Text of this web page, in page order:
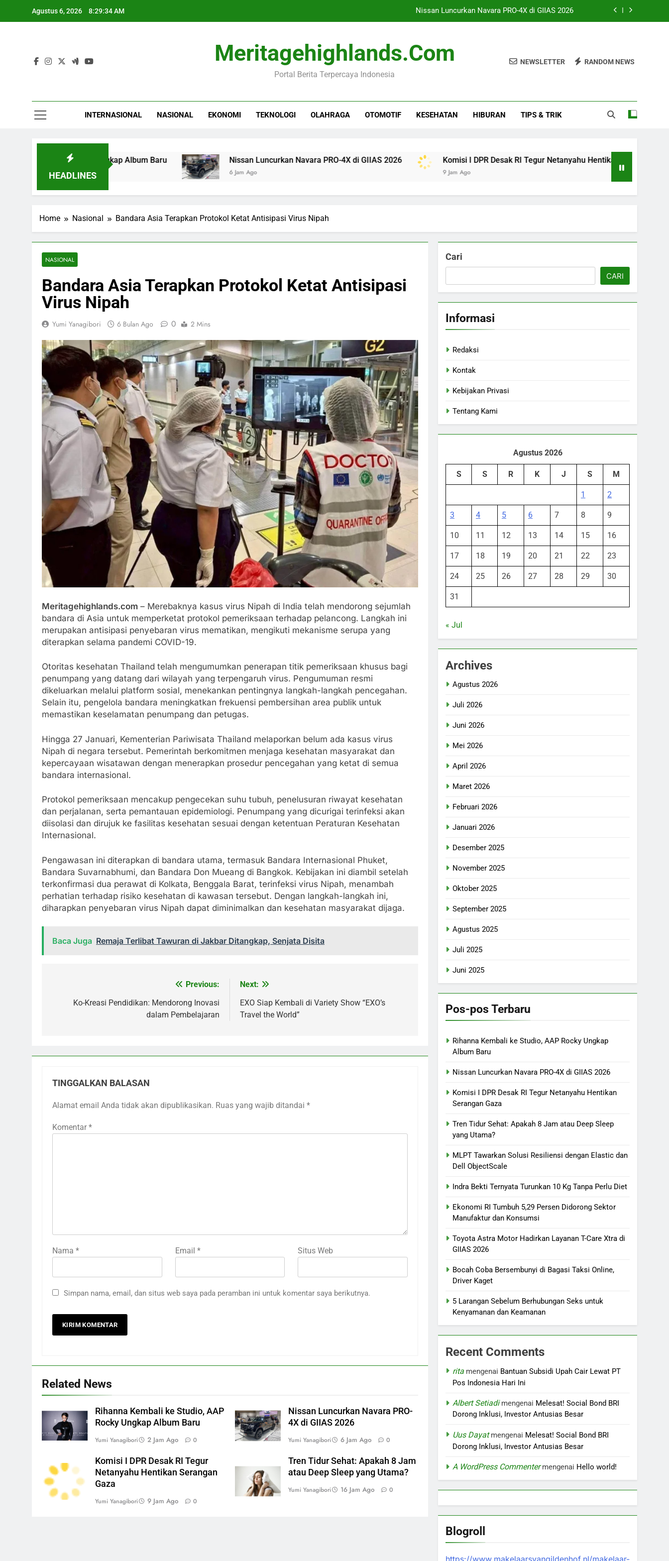
Agustus 6, 2026 8:29:35 AM Nissan Luncurkan Navara PRO-4X di GIIAS 2026
Tren Tidur Sehat: Apakah 8 Jam atau Deep Sleep yang Utama?
Rihanna Kembali ke Studio, AAP Rocky Ungkap Album Baru
Komisi I DPR Desak RI Tegur Netanyahu Hentikan Serangan Gaza
Meritagehighlands.com
Portal Berita Terpercaya Indonesia
NEWSLETTER RANDOM NEWS
INTERNASIONAL NASIONAL EKONOMI TEKNOLOGI OLAHRAGA OTOMOTIF KESEHATAN HIBURAN TIPS & TRIK
HEADLINES
AAP Rocky Ungkap Album Baru Nissan Luncurkan Navara PRO-4X di GIIAS 2026
6 Jam Ago
Komisi I DPR Desak RI Tegur Netanyahu Hentikan Serangan Gaza
9 Jam Ago
Home Nasional Bandara Asia Terapkan Protokol Ketat Antisipasi Virus Nipah
NASIONAL
Bandara Asia Terapkan Protokol Ketat Antisipasi
Virus Nipah
Yumi Yanagibori 6 Bulan Ago 0 2 Mins
Meritagehighlands.com – Merebaknya kasus virus Nipah di India telah mendorong sejumlah
bandara di Asia untuk memperketat protokol pemeriksaan terhadap pelancong. Langkah ini
merupakan antisipasi penyebaran virus mematikan, mengikuti mekanisme serupa yang
diterapkan selama pandemi COVID-19.
Otoritas kesehatan Thailand telah mengumumkan penerapan titik pemeriksaan khusus bagi
penumpang yang datang dari wilayah yang terpengaruh virus. Pengumuman resmi
dikeluarkan melalui platform sosial, menekankan pentingnya langkah-langkah pencegahan.
Selain itu, pengelola bandara meningkatkan frekuensi pembersihan area publik untuk
memastikan keselamatan penumpang dan petugas.
Hingga 27 Januari, Kementerian Pariwisata Thailand melaporkan belum ada kasus virus
Nipah di negara tersebut. Pemerintah berkomitmen menjaga kesehatan masyarakat dan
kepercayaan wisatawan dengan menerapkan prosedur pencegahan yang ketat di semua
bandara internasional.
Protokol pemeriksaan mencakup pengecekan suhu tubuh, penelusuran riwayat kesehatan
dan perjalanan, serta pemantauan epidemiologi. Penumpang yang dicurigai terinfeksi akan
diisolasi dan dirujuk ke fasilitas kesehatan sesuai dengan ketentuan Peraturan Kesehatan
Internasional.
Pengawasan ini diterapkan di bandara utama, termasuk Bandara Internasional Phuket,
Bandara Suvarnabhumi, dan Bandara Don Mueang di Bangkok. Kebijakan ini diambil setelah
terkonfirmasi dua perawat di Kolkata, Benggala Barat, terinfeksi virus Nipah, menambah
perhatian terhadap risiko kesehatan di kawasan tersebut. Dengan langkah-langkah ini,
diharapkan penyebaran virus Nipah dapat diminimalkan dan kesehatan masyarakat dijaga.
Baca Juga Remaja Terlibat Tawuran di Jakbar Ditangkap, Senjata Disita
Previous:
Ko-Kreasi Pendidikan: Mendorong Inovasi
dalam Pembelajaran
Next:
EXO Siap Kembali di Variety Show “EXO’s
Travel the World”
TINGGALKAN BALASAN
Alamat email Anda tidak akan dipublikasikan. Ruas yang wajib ditandai *
Komentar *
Nama * Email * Situs Web
Simpan nama, email, dan situs web saya pada peramban ini untuk komentar saya berikutnya.
Related News
Rihanna Kembali ke Studio, AAP
Rocky Ungkap Album Baru
Yumi Yanagibori 2 Jam Ago 0
Nissan Luncurkan Navara PRO-
4X di GIIAS 2026
Yumi Yanagibori 6 Jam Ago 0
Komisi I DPR Desak RI Tegur
Netanyahu Hentikan Serangan
Gaza
Yumi Yanagibori 9 Jam Ago 0
Tren Tidur Sehat: Apakah 8 Jam
atau Deep Sleep yang Utama?
Yumi Yanagibori 16 Jam Ago 0
Cari
CARI
Informasi
Redaksi
Kontak
Kebijakan Privasi
Tentang Kami
Agustus 2026
S S R K J S M
1 2
3 4 5 6 7 8 9
10 11 12 13 14 15 16
17 18 19 20 21 22 23
24 25 26 27 28 29 30
31
« Jul
Archives
Agustus 2026
Juli 2026
Juni 2026
Mei 2026
April 2026
Maret 2026
Februari 2026
Januari 2026
Desember 2025
November 2025
Oktober 2025
September 2025
Agustus 2025
Juli 2025
Juni 2025
Pos-pos Terbaru
Rihanna Kembali ke Studio, AAP Rocky Ungkap
Album Baru
Nissan Luncurkan Navara PRO-4X di GIIAS 2026
Komisi I DPR Desak RI Tegur Netanyahu Hentikan
Serangan Gaza
Tren Tidur Sehat: Apakah 8 Jam atau Deep Sleep
yang Utama?
MLPT Tawarkan Solusi Resiliensi dengan Elastic dan
Dell ObjectScale
Indra Bekti Ternyata Turunkan 10 Kg Tanpa Perlu Diet
Ekonomi RI Tumbuh 5,29 Persen Didorong Sektor
Manufaktur dan Konsumsi
Toyota Astra Motor Hadirkan Layanan T-Care Xtra di
GIIAS 2026
Bocah Coba Bersembunyi di Bagasi Taksi Online,
Driver Kaget
5 Larangan Sebelum Berhubungan Seks untuk
Kenyamanan dan Keamanan
Recent Comments
rita mengenai Bantuan Subsidi Upah Cair Lewat PT
Pos Indonesia Hari Ini
Albert Setiadimengenai Melesat! Social Bond BRI
Dorong Inklusi, Investor Antusias Besar
Uus Dayatmengenai Melesat! Social Bond BRI
Dorong Inklusi, Investor Antusias Besar
A WordPress Commentermengenai Hello world!
Blogroll
https://www.makelaarsvangildenhof.nl/makelaar-